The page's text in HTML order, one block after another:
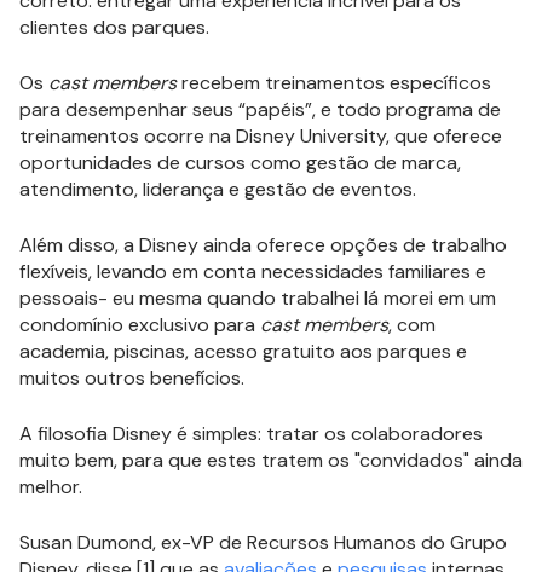
clientes dos parques.
Os cast membersrecebem treinamentos específicos
para desempenhar seus “papéis”, e todo programa de
treinamentos ocorre na Disney University, que oferece
oportunidades de cursos como gestão de marca,
atendimento, liderança e gestão de eventos.
Além disso, a Disney ainda oferece opções de trabalho
flexíveis, levando em conta necessidades familiares e
pessoais- eu mesma quando trabalhei lá morei em um
condomínio exclusivo para cast members, com
academia, piscinas, acesso gratuito aos parques e
muitos outros benefícios.
A filosofia Disney é simples: tratar os colaboradores
muito bem, para que estes tratem os "convidados" ainda
melhor.
Susan Dumond, ex-VP de Recursos Humanos do Grupo